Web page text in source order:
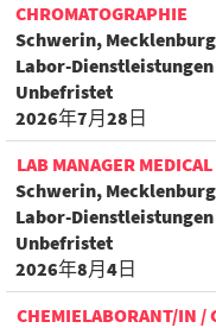
CHROMATOGRAPHIE
Schwerin,
Labor-Dienstleistungen
Unbefristet
2026年7月28日
LAB MANAGER
Schwerin,
Labor-Dienstleistungen
Unbefristet
2026年8月4日
CHEMIELABORANT/IN /